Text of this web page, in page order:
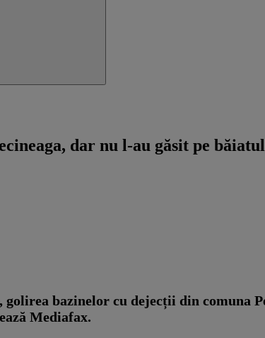
dar nu l-au găsit pe
bazinelor cu dejecții din comuna
Mediafax.